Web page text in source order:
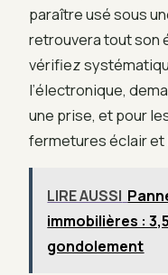
paraître usé sous
retrouvera tout son
vérifiez
l’électronique,
une prise, et pour
fermetures éclair et
LIRE AUSSI
immobilières :
gondolement